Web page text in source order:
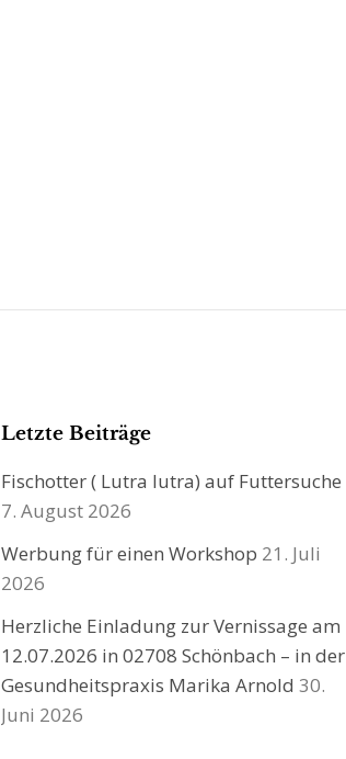
Letzte Beiträge
Fischotter ( Lutra lutra) auf Futtersuche
7. August 2026
Werbung für einen Workshop 21. Juli
2026
Herzliche Einladung zur Vernissage am
12.07.2026 in 02708 Schönbach – in der
Gesundheitspraxis Marika Arnold 30.
Juni 2026